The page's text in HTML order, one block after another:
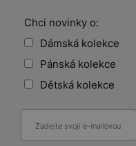
Chci novinky o:
Dámská kolekce
Pánská kolekce
Dětská kolekce